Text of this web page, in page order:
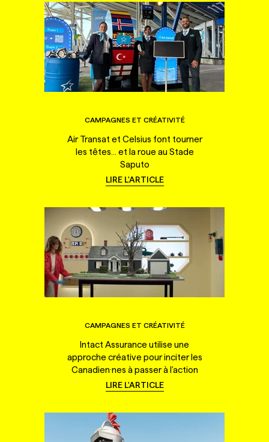
CAMPAGNES ET CRÉATIVITÉ
Air Transat et Celsius font tourner
les têtes... et la roue au Stade
Saputo
LIRE L'ARTICLE
CAMPAGNES ET CRÉATIVITÉ
Intact Assurance utilise une
approche créative pour inciter les
Canadien·nes à passer à l'action
LIRE L'ARTICLE